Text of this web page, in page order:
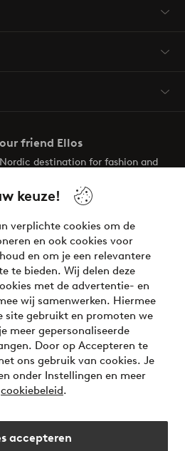
keuze!
verplichte cookies om de
en ook cookies voor
en om je een relevantere
te bieden. Wij delen deze
met de advertentie- en
wij samenwerken. Hiermee
site gebruikt en promoten we
meer gepersonaliseerde
Door op Accepteren te
ons gebruik van cookies. Je
onder Instellingen en meer
cookiebeleid.
accepteren
friend Ellos
destination for fashion and
next inspiring look is here!
Nu betalen of opsplitsen
over onze betaalopties?